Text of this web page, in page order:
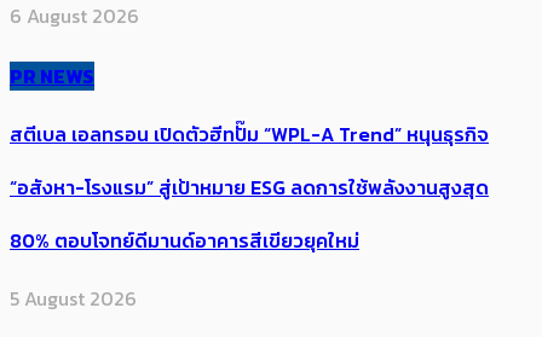
6 August 2026
PR NEWS
สตีเบล เอลทรอน เปิดตัวฮีทปั๊ม “WPL-A Trend” หนุนธุรกิจ
“อสังหา-โรงแรม” สู่เป้าหมาย ESG ลดการใช้พลังงานสูงสุด
80% ตอบโจทย์ดีมานด์อาคารสีเขียวยุคใหม่
5 August 2026